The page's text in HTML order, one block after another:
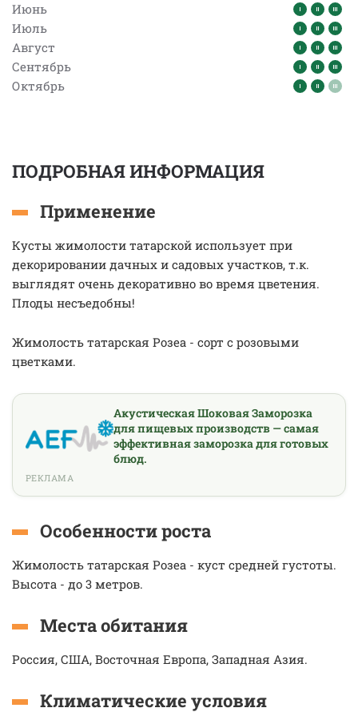
Июнь
Июль
Август
Сентябрь
Октябрь
ПОДРОБНАЯ ИНФОРМАЦИЯ
Применение
Кусты жимолости татарской использует при
декорировании дачных и садовых участков, т.к.
выглядят очень декоративно во время цветения.
Плоды несъедобны!
Жимолость татарская Розеа - сорт с розовыми
цветками.
Акустическая Шоковая Заморозка
для пищевых производств — самая
эффективная заморозка для готовых
блюд.
РЕКЛАМА
Особенности роста
Жимолость татарская Розеа - куст средней густоты.
Высота - до 3 метров.
Места обитания
Россия, США, Восточная Европа, Западная Азия.
Климатические условия